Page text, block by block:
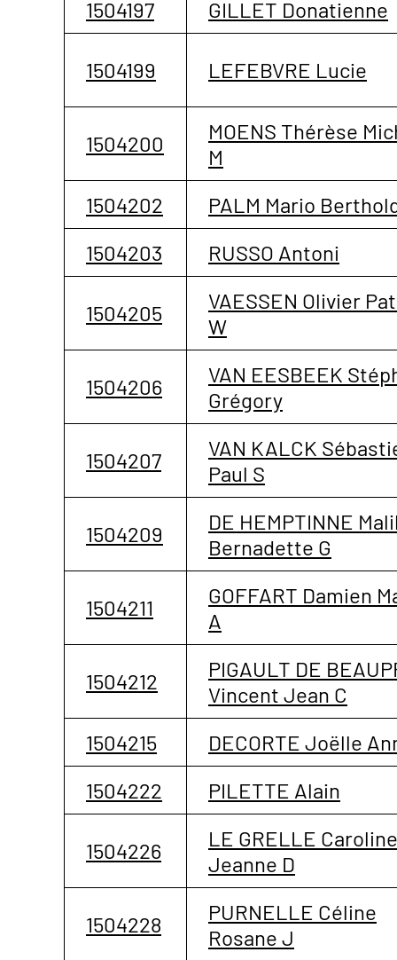
1504197 GILLET Donatienne
1504199 LEFEBVRE Lucie
1504200
MOENS Thérèse
M
1504202
PALM Mario
1504203
RUSSO Antoni
1504205
VAESSEN Olivier
W
1504206
VAN EESBEEK
Grégory
1504207
VAN KALCK
Paul S
1504209
DE HEMPTINNE
Bernadette G
1504211
GOFFART Damien
A
1504212
PIGAULT DE
Vincent Jean C
1504215
DECORTE Joëlle
1504222
PILETTE Alain
1504226
LE GRELLE Caroline
Jeanne D
1504228
PURNELLE Céline
Rosane J